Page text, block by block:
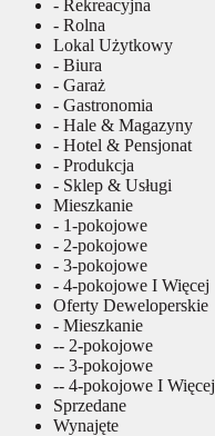
- Rekreacyjna
- Rolna
Lokal Użytkowy
- Biura
- Garaż
- Gastronomia
- Hale & Magazyny
- Hotel & Pensjonat
- Produkcja
- Sklep & Usługi
Mieszkanie
- 1-pokojowe
- 2-pokojowe
- 3-pokojowe
- 4-pokojowe I Więcej
Oferty Deweloperskie
- Mieszkanie
-- 2-pokojowe
-- 3-pokojowe
-- 4-pokojowe I Więcej
Sprzedane
Wynajęte